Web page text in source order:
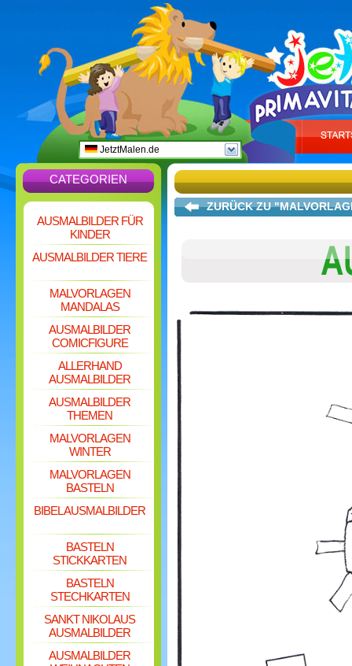
JetztMalen.de
CATEGORIEN
AUSMALBILDER FÜR
KINDER
AUSMALBILDER TIERE
MALVORLAGEN
MANDALAS
AUSMALBILDER
COMICFIGURE
ALLERHAND
AUSMALBILDER
AUSMALBILDER
THEMEN
MALVORLAGEN
WINTER
MALVORLAGEN
BASTELN
BIBEL AUSMALBILDER
BASTELN
STICKKARTEN
BASTELN
STECHKARTEN
SANKT NIKOLAUS
AUSMALBILDER
AUSMALBILDER
ZURÜCK ZU